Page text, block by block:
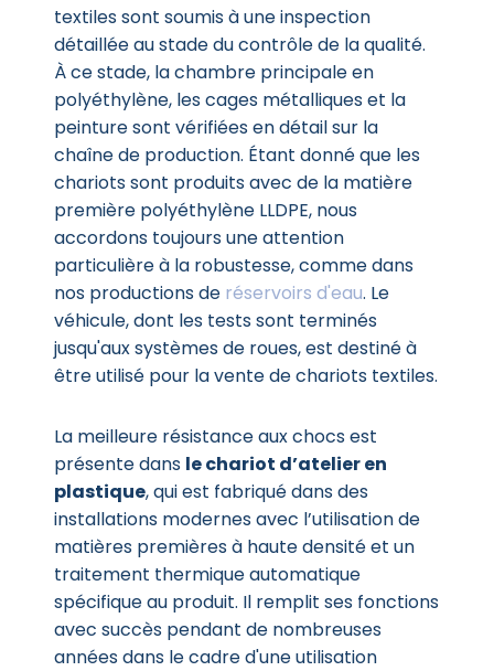
textiles sont soumis à une inspection
détaillée au stade du contrôle de la qualité.
À ce stade, la chambre principale en
polyéthylène, les cages métalliques et la
peinture sont vérifiées en détail sur la
chaîne de production. Étant donné que les
chariots sont produits avec de la matière
première polyéthylène LLDPE, nous
accordons toujours une attention
particulière à la robustesse, comme dans
nos productions de réservoirs d'eau. Le
véhicule, dont les tests sont terminés
jusqu'aux systèmes de roues, est destiné à
être utilisé pour la vente de chariots textiles.
La meilleure résistance aux chocs est
présente dans le chariot d’atelier en
plastique, qui est fabriqué dans des
installations modernes avec l’utilisation de
matières premières à haute densité et un
traitement thermique automatique
spécifique au produit. Il remplit ses fonctions
avec succès pendant de nombreuses
années dans le cadre d'une utilisation